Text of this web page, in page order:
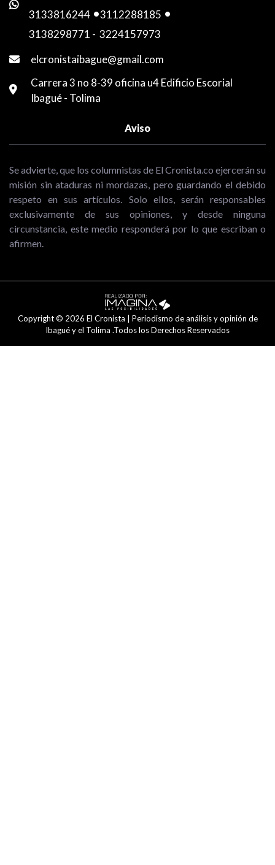
3133816244 -3112288185 -
3138298771 - 3224157973
elcronistaibague@gmail.com
Carrera 3 no 8-39 oficina u4 Edificio Escorial
Ibagué - Tolima
Aviso
Se advierte, que los columnistas de El Cronista.co ejercerán su
misión sin ataduras ni mordazas, pero guardando el debido
respeto en sus artículos. Solo ellos, serán responsables
exclusivamente de sus opiniones, y desde ninguna
circunstancia, este medio responderá por lo que escriban o
afirmen.
Copyright © 2026 El Cronista | Periodismo de análisis y opinión de
Ibagué y el Tolima .Todos los Derechos Reservados